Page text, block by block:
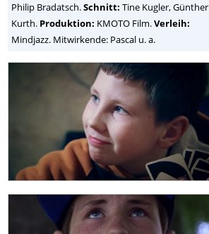
Philip Bradatsch.Schnitt: Tine Kugler, Günther
Kurth. Produktion: KMOTO Film.Verleih:
Mindjazz. Mitwirkende: Pascal u. a.